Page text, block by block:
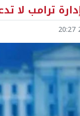
ترامب لا